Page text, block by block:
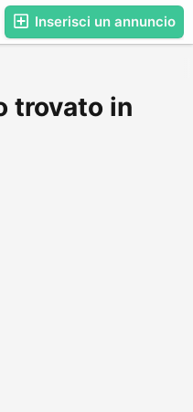
Inserisci un annuncio
trovato in